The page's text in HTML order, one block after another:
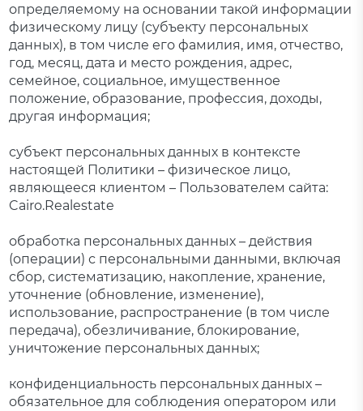
определяемому на основании такой информации
физическому лицу (субъекту персональных
данных), в том числе его фамилия, имя, отчество,
год, месяц, дата и место рождения, адрес,
семейное, социальное, имущественное
положение, образование, профессия, доходы,
другая информация;
субъект персональных данных в контексте
настоящей Политики – физическое лицо,
являющееся клиентом – Пользователем сайта:
Cairo.Realestate
обработка персональных данных – действия
(операции) с персональными данными, включая
сбор, систематизацию, накопление, хранение,
уточнение (обновление, изменение),
использование, распространение (в том числе
передача), обезличивание, блокирование,
уничтожение персональных данных;
конфиденциальность персональных данных –
обязательное для соблюдения оператором или